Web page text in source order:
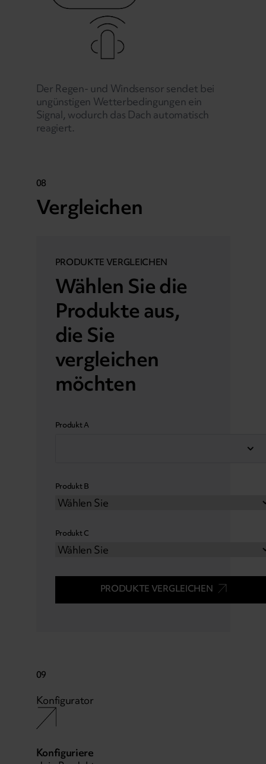
Der Regen- und Windsensor sendet bei
ungünstigen Wetterbedingungen ein
Signal, wodurch das Dach automatisch
reagiert.
08
Vergleichen
PRODUKTE VERGLEICHEN
Wählen Sie die
Produkte aus,
die Sie
vergleichen
möchten
Produkt A
Produkt B
Produkt C
PRODUKTE VERGLEICHEN
09
Konfigurator
Konfiguriere